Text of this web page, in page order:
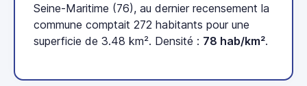
Seine-Maritime (76), au dernier recensement la
commune comptait 272 habitants pour une
superficie de 3.48 km². Densité : 78 hab/km².